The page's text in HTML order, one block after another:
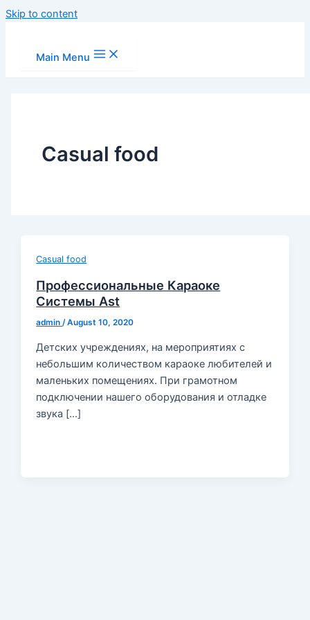
Skip to content
Main Menu
Сasual food
Сasual food
Профессиональные Караоке
Системы Ast
admin/August 10, 2020
Детских учреждениях, на мероприятиях с
небольшим количеством караоке любителей и
маленьких помещениях. При грамотном
подключении нашего оборудования и отладке
звука […]